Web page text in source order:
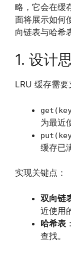
略，它会在缓
面将展示如何
向链表与哈希
1. 设计
LRU 缓存需要
为最近
缓存已
实现关键点：
双向链
近使用
哈希表
查找。